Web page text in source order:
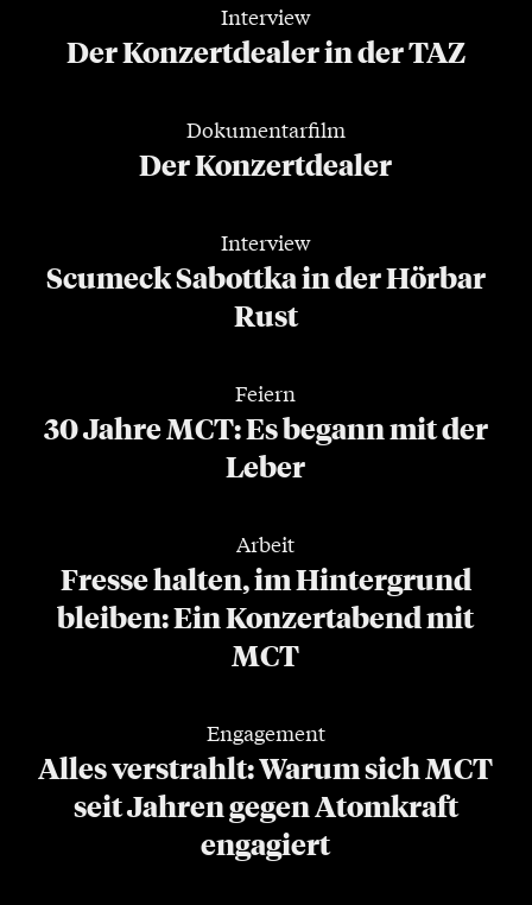
Interview
Der Konzertdealer in der TAZ
Dokumentarfilm
Der Konzertdealer
Interview
Scumeck Sabottka in der Hörbar
Rust
Feiern
30 Jahre MCT: Es begann mit der
Leber
Arbeit
Fresse halten, im Hintergrund
bleiben: Ein Konzertabend mit
MCT
Engagement
Alles verstrahlt: Warum sich MCT
seit Jahren gegen Atomkraft
engagiert